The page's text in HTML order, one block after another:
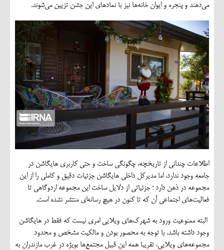
می‌دهند و پنجره و ایوان خانه‌ها نیز با نمادهای این جشن تزیین می‌شوند.
اطلاعات چندانی از تاریخچه، چگونگی ساخت و حتی کاربری هایگاشن در
جامعه وجود ندارد، اما مدیرکل داخلی هایگاشن جزئیات دقیق و کاملی را از این
مجموعه در ذهن دارد ؛ جزئیاتی از دلایل ساخت این مجموعه اردوگاهی تا
فعالیت‌های اجتماعی آن که تا کنون در هیچ رسانه‌ای منتشر نشده است.
البته ممنوعیت ورود به شهرک‌های ویلایی امری نیست که فقط در هایگاشن
وجود داشته باشد. با توجه به محصور بودن و مالکیت مشخص و محدود
مجموعه‌های ویلایی، تقریبا همه این قبیل مجتمع‌ها بویژه در غرب مازندران به